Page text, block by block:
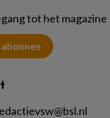
tot het magazine